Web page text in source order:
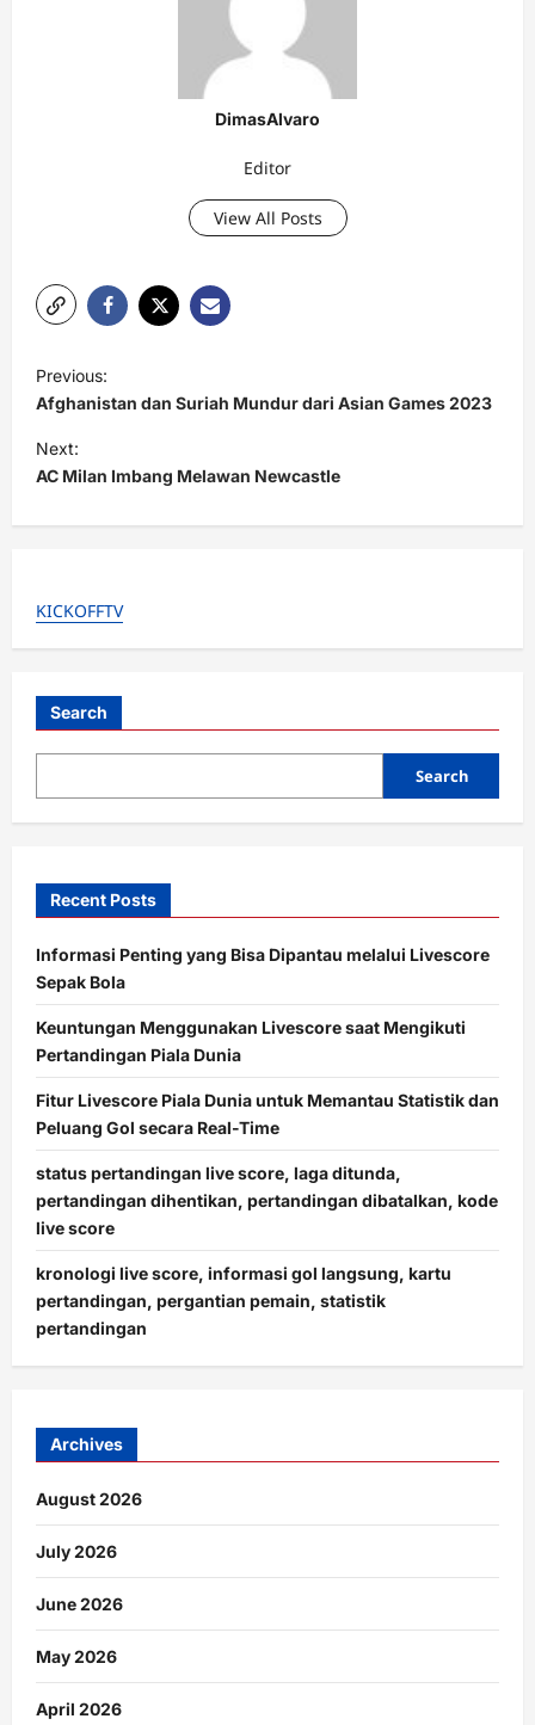
DimasAlvaro
Editor
View All Posts
o
s
t
i
g
a
t
o
Previous:
Afghanistan dan Suriah Mundur dari Asian Games 2023
Next:
AC Milan Imbang Melawan Newcastle
KICKOFFTV
Search
Search
Recent Posts
Informasi Penting yang Bisa Dipantau melalui Livescore
Sepak Bola
Keuntungan Menggunakan Livescore saat Mengikuti
Pertandingan Piala Dunia
Fitur Livescore Piala Dunia untuk Memantau Statistik dan
Peluang Gol secara Real-Time
status pertandingan live score, laga ditunda,
pertandingan dihentikan, pertandingan dibatalkan, kode
live score
kronologi live score, informasi gol langsung, kartu
pertandingan, pergantian pemain, statistik
pertandingan
Archives
August 2026
July 2026
June 2026
May 2026
April 2026